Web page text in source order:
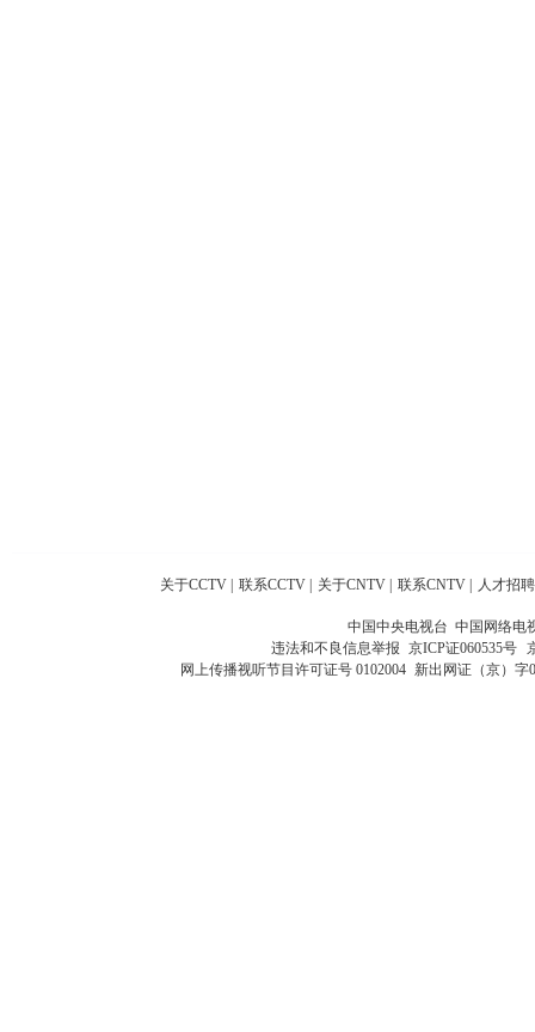
关于CCTV 联系CCTV 关于CNTV 联系CNTV 人才招聘
中国中央电视台 中国网络电
违法和不良信息举报 京ICP证060535号
网上传播视听节目许可证号 0102004 新出网证（京）